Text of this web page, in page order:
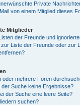
Private
von einem Mitglied dieses
Mitglieder
der Freunde und
Liste der Freunde oder zur
oder mehrere Foren
Suche keine Ergebnisse?
der Suche eine leere Seite?
suchen?